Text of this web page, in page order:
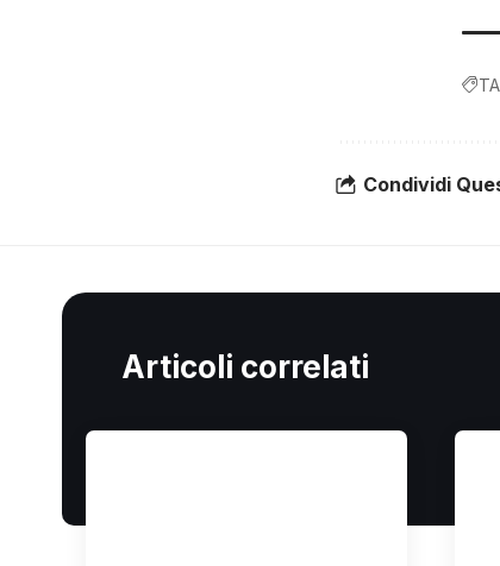
Condividi
Articoli correlati